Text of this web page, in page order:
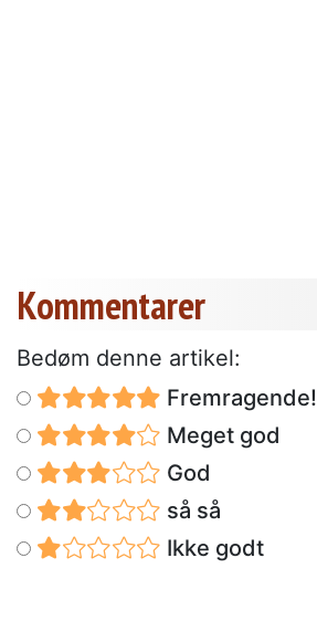
Kommentarer
Bedøm denne artikel:
Fremragende!
Meget god
God
så så
Ikke godt